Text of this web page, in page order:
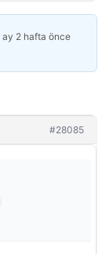
ay 2 hafta önce
#28085